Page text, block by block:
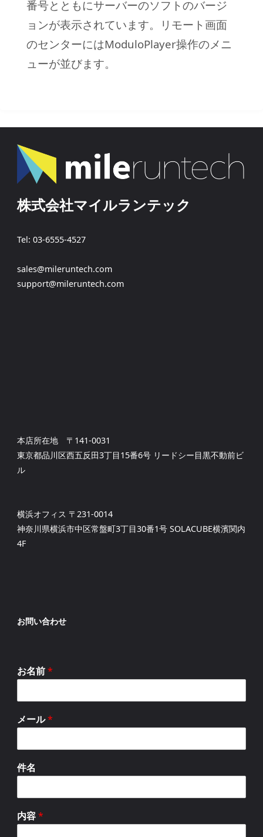
番号とともにサーバーのソフトのバージ
ョンが表示されています。リモート画面
のセンターにはModuloPlayer操作のメニ
ューが並びます。
株式会社マイルランテック
Tel: 03-6555-4527
sales@mileruntech.com
support@mileruntech.com
本店所在地 〒141-0031
東京都品川区西五反田3丁目15番6号 リードシー目黒不動前ビ
ル
横浜オフィス 〒231-0014
神奈川県横浜市中区常盤町3丁目30番1号 SOLACUBE横濱関内
4F
お問い合わせ
お名前*
メール*
件名
内容*